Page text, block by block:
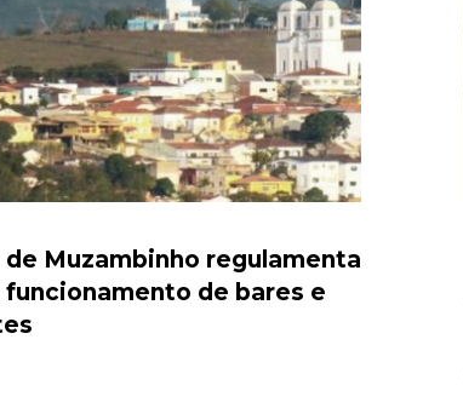
Muzambinho regulamenta
funcionamento de bares e